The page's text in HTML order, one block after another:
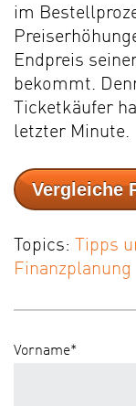
im
Endpreis
bekommt.
Ticketkäufer
letzter Minute.
Vergleiche
Topics: Tipps
Finanzplanung
Vorname*